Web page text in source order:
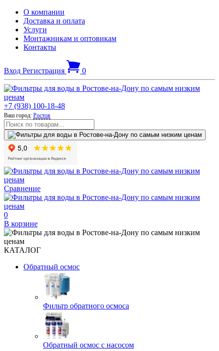
О компании
Доставка и оплата
Услуги
Монтажникам и оптовикам
Контакты
Вход Регистрация 0
+7 (938) 100-18-48
Ваш город: Ростов
Сравнение
0
В корзине
КАТАЛОГ
Обратный осмос
Фильтр обратного осмоса
Обратный осмос с насосом